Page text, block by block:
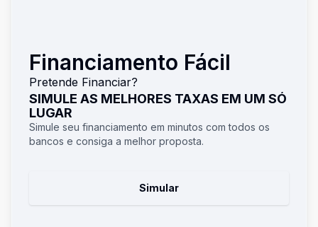
Financiamento Fácil
Pretende Financiar?
SIMULE AS MELHORES TAXAS EM UM SÓ
LUGAR
Simule seu financiamento em minutos com todos os
bancos e consiga a melhor proposta.
Simular